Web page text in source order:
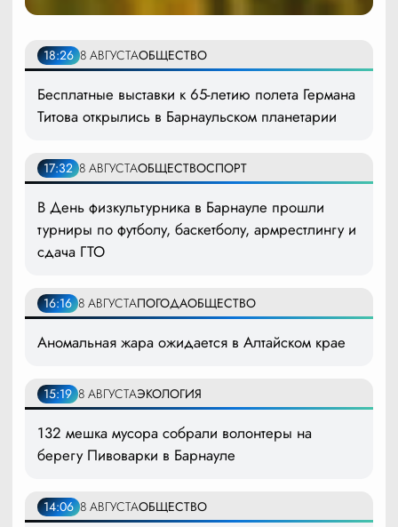
18:26 8 АВГУСТАОБЩЕСТВО
Бесплатные выставки к 65-летию полета Германа
Титова открылись в Барнаульском планетарии
17:32 8 АВГУСТАОБЩЕСТВОСПОРТ
В День физкультурника в Барнауле прошли
турниры по футболу, баскетболу, армрестлингу и
сдача ГТО
16:16 8 АВГУСТАПОГОДАОБЩЕСТВО
Аномальная жара ожидается в Алтайском крае
15:19 8 АВГУСТАЭКОЛОГИЯ
132 мешка мусора собрали волонтеры на
берегу Пивоварки в Барнауле
14:06 8 АВГУСТАОБЩЕСТВО